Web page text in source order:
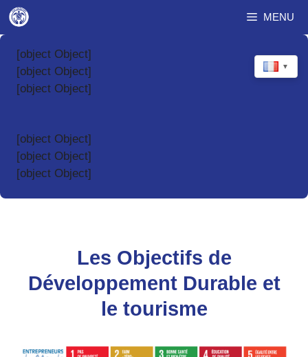
Aller
au
contenu
MENU
▼
[object Object]
[object Object]
[object Object]
[object Object]
[object Object]
[object Object]
Les Objectifs de
Développement Durable et
le tourisme